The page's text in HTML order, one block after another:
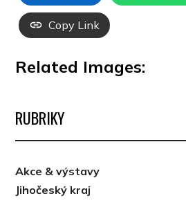
Copy Link
Related Images:
RUBRIKY
Akce & výstavy
Jihočeský kraj